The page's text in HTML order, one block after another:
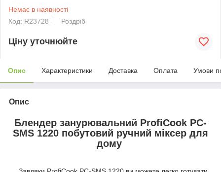
Немає в наявності
Код: R23728
Роздріб
Ціну уточнюйте
Опис Характеристики Доставка Оплата Умови
Опис
Блендер занурювальний ProfiCook PC-
SMS 1220 побутовий ручний міксер для
дому